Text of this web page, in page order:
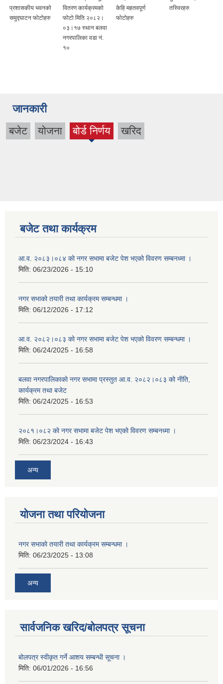
प्रशासकीय भवनको
समुद्घाटन फोटोहरु
वितरण कार्यक्रमको
फोटो मिति २०८२।
०३।१७ स्थान बलवा
नगरपालिका वडा नं.
१०
केहि महतवपूर्ण
फोटोहरु
तस्विरहरु
जानकारी
बजेट योजना बोर्ड निर्णय
(active
खरिद
बजेट तथा कार्यक्रम
आ.व. २०८३।०८४ को नगर सभामा बजेट पेश भएको विवरण सम्बनध्मा ।
मिति: 06/23/2026 - 15:10
नगर सभाको तयारी तथा कार्यक्रम सम्बन्धमा ।
मिति: 06/12/2026 - 17:12
आ.व. २०८२।०८३ को नगर सभामा बजेट पेश भएको विवरण सम्बन्धमा ।
मिति: 06/24/2025 - 16:58
बलवा नगरपालिकाको नगर सभामा प्रस्तुत आ.व. २०८२।०८३ को नीति,
कार्यक्रम तथा बजेट
मिति: 06/24/2025 - 16:53
२०८१।०८२ को नगर सभामा बजेट पेश भएको विवरण सम्बनध्मा ।
मिति: 06/23/2024 - 16:43
अन्य
योजना तथा परियोजना
नगर सभाको तयारी तथा कार्यक्रम सम्बन्धमा ।
मिति: 06/23/2025 - 13:08
अन्य
सार्वजनिक खरिद/बोलपत्र सूचना
बोलपत्र स्वीकृत गर्ने आशय सम्बन्धी सूचना ।
मिति: 06/01/2026 - 16:56